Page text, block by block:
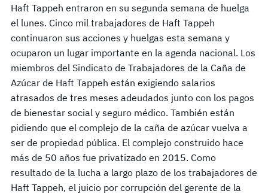
Haft Tappeh entraron en su segunda semana de huelga
el lunes. Cinco mil trabajadores de Haft Tappeh
continuaron sus acciones y huelgas esta semana y
ocuparon un lugar importante en la agenda nacional. Los
miembros del Sindicato de Trabajadores de la Caña de
Azúcar de Haft Tappeh están exigiendo salarios
atrasados de tres meses adeudados junto con los pagos
de bienestar social y seguro médico. También están
pidiendo que el complejo de la caña de azúcar vuelva a
ser de propiedad pública. El complejo construido hace
más de 50 años fue privatizado en 2015. Como
resultado de la lucha a largo plazo de los trabajadores de
Haft Tappeh, el juicio por corrupción del gerente de la